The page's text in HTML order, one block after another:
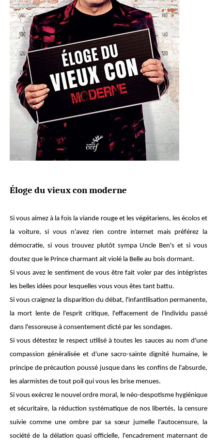
Éloge du vieux con moderne
Si vous aimez à la fois la viande rouge et les végétariens, les écolos et
la voiture, si vous n'avez rien contre internet mais préférez la
démocratie, si vous trouvez plutôt sympa Uncle Ben's et si vous
doutez que le Prince charmant ait violé la Belle au bois dormant.
Si vous avez le sentiment de vous être fait voler par des intégristes
les belles idées pour lesquelles vous vous êtes tant battu.
Si vous craignez la disparition du débat, l'infantilisation permanente,
la mort lente de l'esprit critique, l'effacement de l'individu passé
dans l'essoreuse à consentement dicté par les sondages.
Si vous détestez le respect utilisé à toutes les sauces au nom d'une
compassion généralisée et d'une sacro-sainte dignité humaine, le
principe de précaution poussé jusque dans les confins de l'absurde,
les alarmistes de tout poil qui vous les brise menues.
Si vous exécrez le nouvel ordre moral, le néo-despotisme hygiénique
et sécuritaire, la réduction systématique de nos libertés, la censure
suivie comme une ombre par sa sœur jumelle l'autocensure, la
société de la délation quasi officielle, l'encadrement maternant de